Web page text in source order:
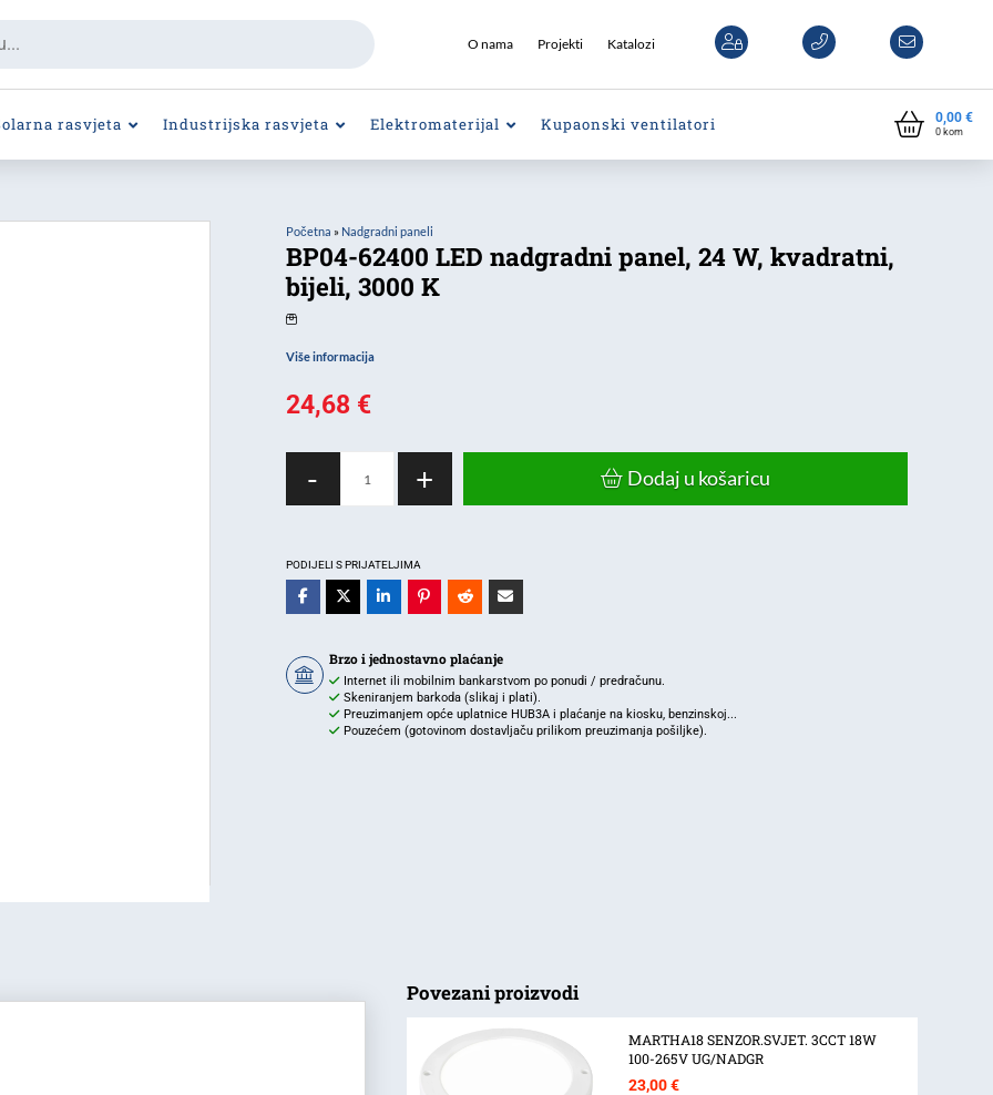
O nama Projekti Katalozi
rasvjeta Industrijska rasvjeta Elektromaterijal Kupaonski ventilatori 0,00 €
0kom
Početna » Nadgradni paneli
BP04-62400 LED nadgradni panel, 24 W, kvadratni,
bijeli, 3000 K
Više informacija
24,68 €
-
62400
panel,
24
W,
bijeli,
3000
K
+ Dodaj u košaricu
PODIJELI S PRIJATELJIMA
Brzo i jednostavno plaćanje
Internet ili mobilnim bankarstvom po ponudi / predračunu.
Skeniranjem barkoda (slikaj i plati).
Preuzimanjem opće uplatnice HUB3A i plaćanje na kiosku, benzinskoj...
Pouzećem (gotovinom dostavljaču prilikom preuzimanja pošiljke).
Povezani proizvodi
MARTHA18 SENZOR.SVJET. 3CCT 18W
100-265V UG/NADGR
23,00€